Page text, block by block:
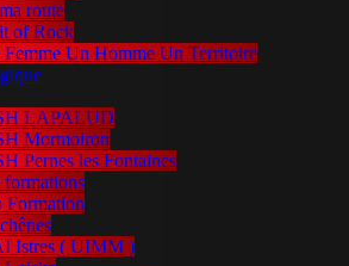
route
of Rock
Femme Un Homme Un Territoire
LAPALUD
Mormoiron
Pernes les Fontaines
formations
Formation
Istres ( UIMM )